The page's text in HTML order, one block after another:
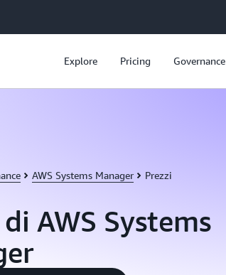
Explore Pricing Governance
AWS Systems Manager Prezzi
AWS Systems